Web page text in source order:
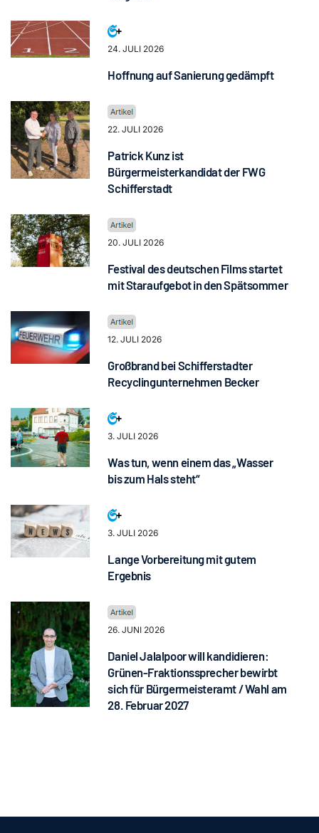
24. JULI 2026
Hoffnung auf Sanierung gedämpft
22. JULI 2026
Patrick Kunz ist
Bürgermeisterkandidat der FWG
Schifferstadt
20. JULI 2026
Festival des deutschen Films startet
mit Staraufgebot in den Spätsommer
12. JULI 2026
Großbrand bei Schifferstadter
Recyclingunternehmen Becker
3. JULI 2026
Was tun, wenn einem das „Wasser
bis zum Hals steht“
3. JULI 2026
Lange Vorbereitung mit gutem
Ergebnis
26. JUNI 2026
Daniel Jalalpoor will kandidieren:
Grünen-Fraktionssprecher bewirbt
sich für Bürgermeisteramt / Wahl am
28. Februar 2027